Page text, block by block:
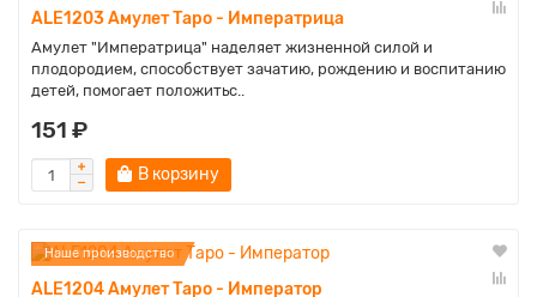
ALE1203 Амулет Таро - Императрица
Амулет "Императрица" наделяет жизненной силой и
плодородием, способствует зачатию, рождению и воспитанию
детей, помогает положитьс..
151 ₽
В корзину
Наше производство
ALE1204 Амулет Таро - Император